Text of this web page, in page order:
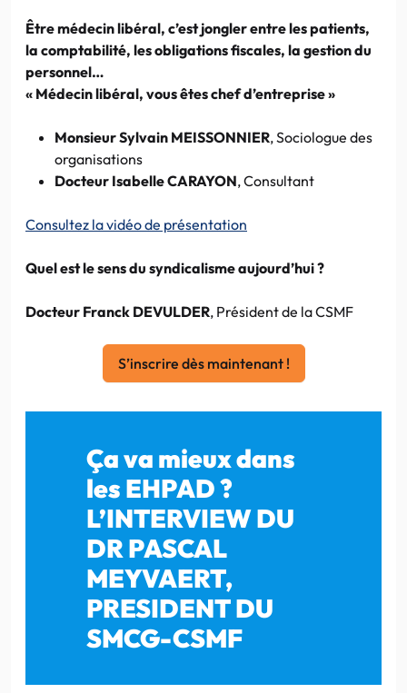
Être médecin libéral, c’est jongler entre les patients,
la comptabilité, les obligations fiscales, la gestion du
personnel…
« Médecin libéral, vous êtes chef d’entreprise »
Monsieur Sylvain MEISSONNIER, Sociologue des
organisations
Docteur Isabelle CARAYON, Consultant
Consultez la vidéo de présentation
Quel est le sens du syndicalisme aujourd’hui ?
Docteur Franck DEVULDER, Président de la CSMF
S’inscrire dès maintenant !
Ça va mieux dans
les EHPAD ?
L’INTERVIEW DU
DR PASCAL
MEYVAERT,
PRESIDENT DU
SMCG-CSMF